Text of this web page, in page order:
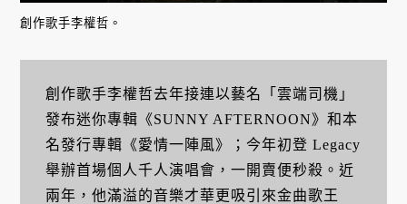
創作歌手李權哲。
創作歌手李權哲去年接連以藝名「雲端司機」
發布迷你專輯《SUNNY AFTERNOON》和本
名發行專輯《愛情一陣風》；今年初登 Legacy
舉辦首場個人千人演唱會，一開賣便秒殺。近
兩年，他滿溢的音樂才華更吸引來金曲歌王